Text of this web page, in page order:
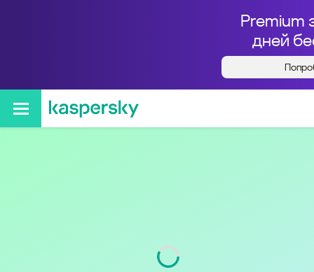
Premium
дней
Кто звонил с номера
+79009551811